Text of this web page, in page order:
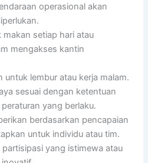
operasional akan
makan setiap hari atau
mengakses kantin
untuk lembur atau kerja malam.
sesuai dengan ketentuan
yang berlaku.
berdasarkan pencapaian
untuk individu atau tim.
yang istimewa atau